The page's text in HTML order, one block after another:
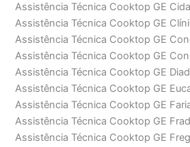
Assistência Técnica Cooktop GE
Assistência Técnica Cooktop GE
Assistência Técnica Cooktop GE
Assistência Técnica Cooktop GE
Assistência Técnica Cooktop GE
Assistência Técnica Cooktop GE
Assistência Técnica Cooktop GE
Assistência Técnica Cooktop GE
Assistência Técnica Cooktop GE